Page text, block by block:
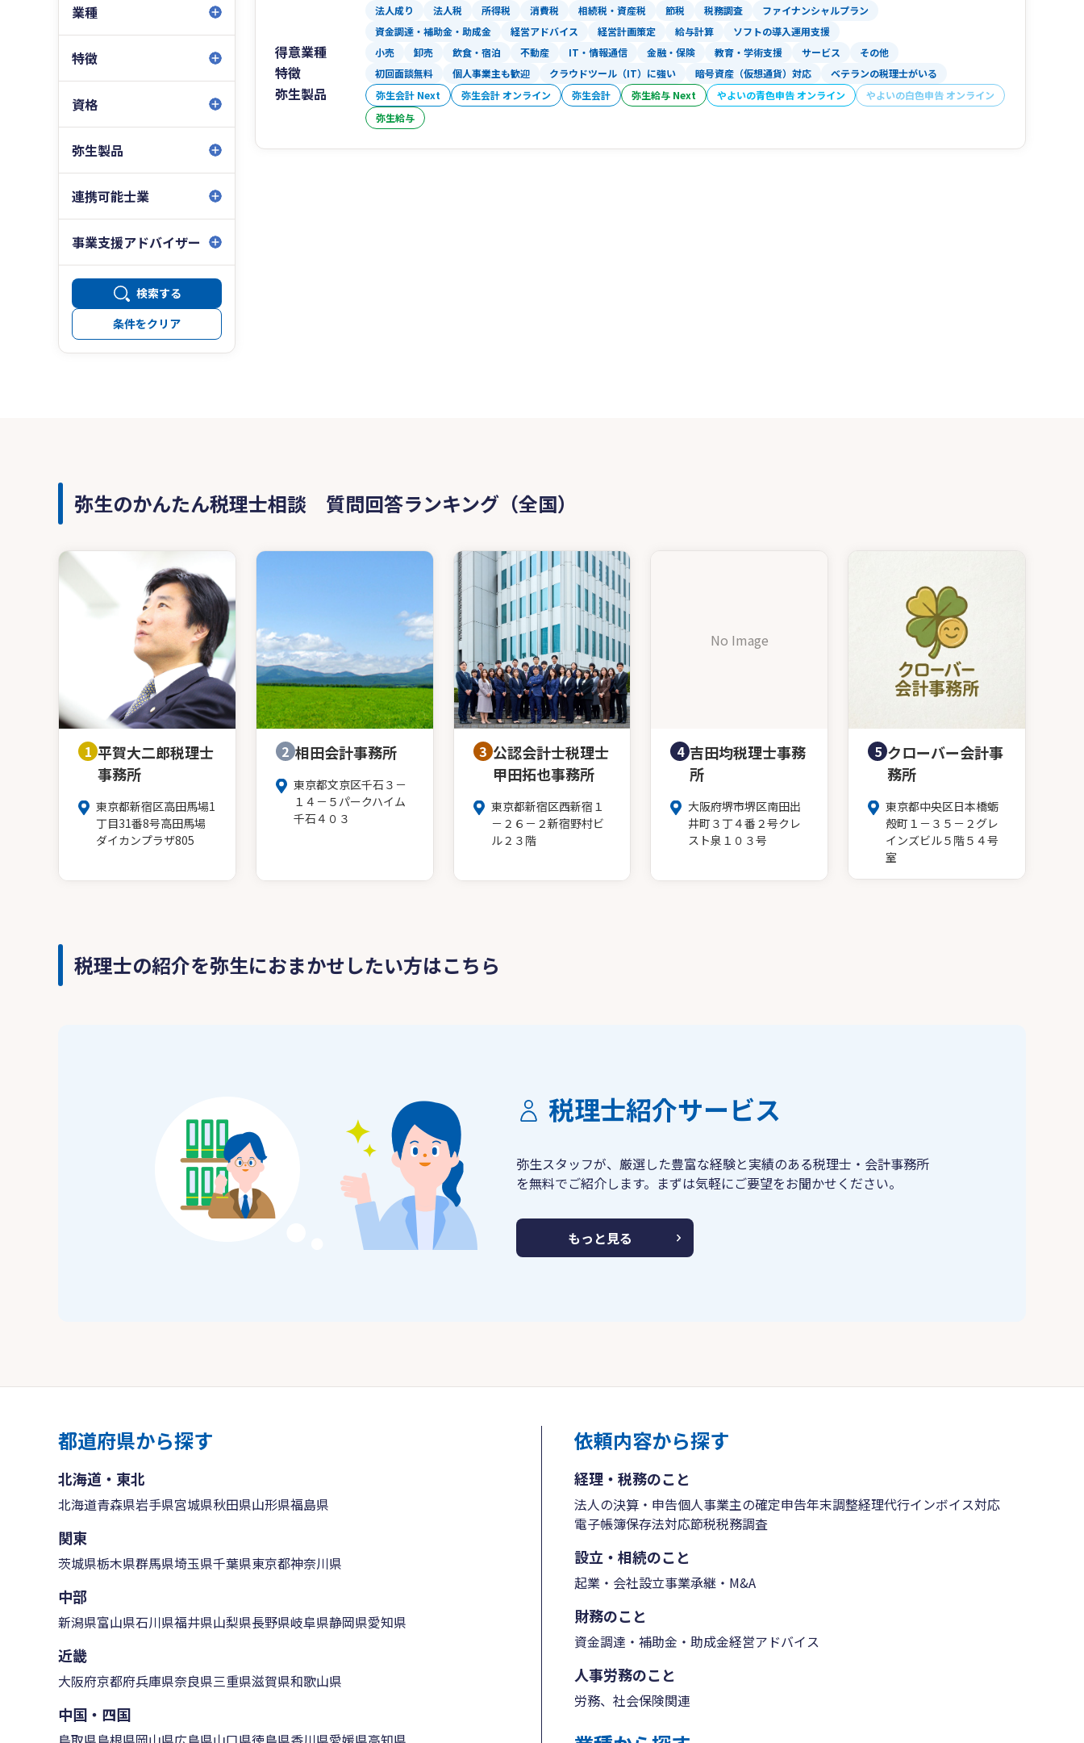
業種
特徴
資格
弥生製品
連携可能士業
事業支援アドバイザー
検索する
条件をクリア
○クラウド会計・チャットツールの活用： クラウド会計である弥生会計NEXT・freeeに
特化し、経理業務の最適化を目指します。メッセージはChatwork、LINE、メール等に
て、ミーティングはGoogle Meet等のweb会議でのシームレスなコミュニケーションを推
奨。データのやりとりはGoogle Driveにて共有し、領収書はスキャンやスマホ撮影してい
ただくのみで、紙のやり取りを最小限に抑えます。
法人成り
法人税 所得税 消費税 相続税・資産税 節税 税務調査
ファイナンシャルプラン
資金調達・補助金・助成金
経営アドバイス 経営計画策定 給与計算 ソフトの導入運用支援
得意業種 小売 卸売 飲食・宿泊 不動産 IT・情報通信 金融・保険 教育・学術支援 サービス その他
特徴 初回面談無料 個人事業主も歓迎 クラウドツール（IT）に強い 暗号資産（仮想通貨）対応 ベテランの税理士がいる
弥生製品 弥生会計 Next 弥生会計 オンライン 弥生会計 弥生給与 Next やよいの青色申告 オンライン
やよいの白色申告 オンライン
弥生給与
弥生のかんたん税理士相談 質問回答ランキング（全国）
1 平賀大二郎税理士
事務所
東京都新宿区高田馬場1
丁目31番8号高田馬場
ダイカンプラザ805
2 相田会計事務所
東京都文京区千石３－
１４－５パークハイム
千石４０３
3 公認会計士税理士
甲田拓也事務所
東京都新宿区西新宿１
－２６－２新宿野村ビ
ル２３階
No Image
4 吉田均税理士事務
所
大阪府堺市堺区南田出
井町３丁４番２号クレ
スト泉１０３号
5 クローバー会計事
務所
東京都中央区日本橋蛎
殻町１－３５－２グレ
インズビル５階５４号
室
税理士の紹介を弥生におまかせしたい方はこちら
税理士紹介サービス
弥生スタッフが、厳選した豊富な経験と実績のある税理士・会計事務所
を無料でご紹介します。まずは気軽にご要望をお聞かせください。
もっと見る
都道府県から探す
北海道・東北
北海道青森県岩手県宮城県秋田県山形県福島県
関東
茨城県栃木県群馬県埼玉県千葉県東京都神奈川県
中部
新潟県富山県石川県福井県山梨県長野県岐阜県静岡県愛知県
近畿
大阪府京都府兵庫県奈良県三重県滋賀県和歌山県
中国・四国
依頼内容から探す
経理・税務のこと
法人の決算・申告個人事業主の確定申告年末調整経理代行インボイス対応
電子帳簿保存法対応節税税務調査
設立・相続のこと
起業・会社設立事業承継・M&A
財務のこと
資金調達・補助金・助成金経営アドバイス
人事労務のこと
労務、社会保険関連